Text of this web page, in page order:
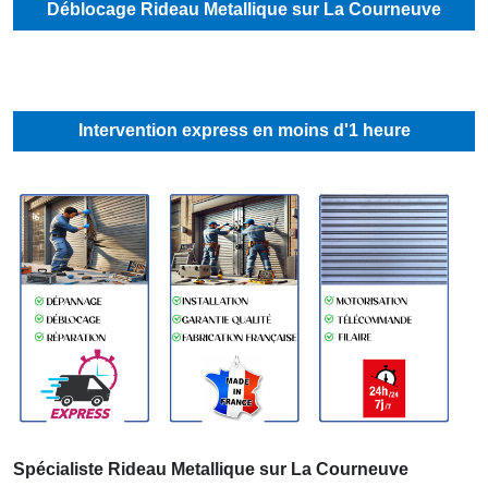
Déblocage Rideau Metallique sur La Courneuve
Intervention express en moins d'1 heure
Spécialiste Rideau Metallique sur La Courneuve